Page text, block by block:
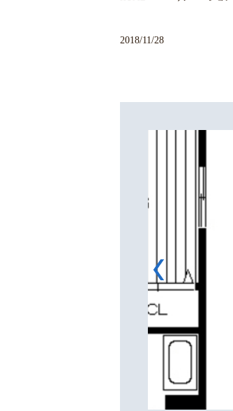
2018/11/28